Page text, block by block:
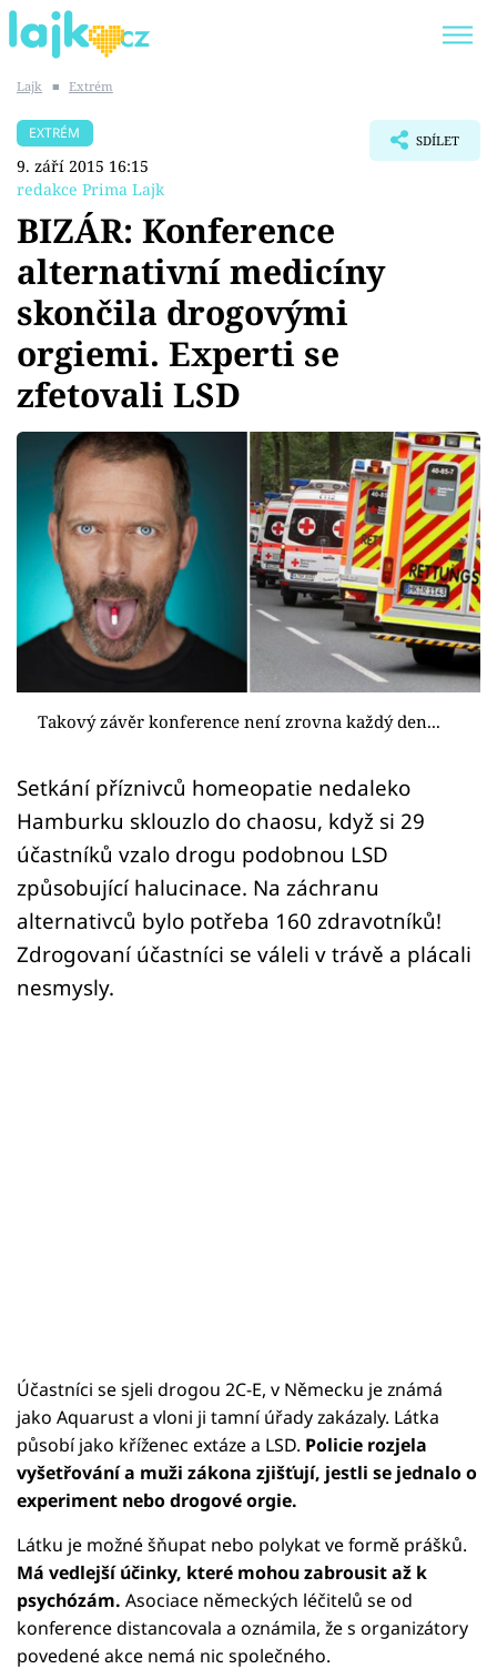
SHOPAHOLICADEL
Témata
Showbyznys
Youtubeři
Virály
Sex a vztahy
Videa
Sledujte prima+
Přihlášení
Lajk ■ Extrém
EXTRÉM
9. září 2015 16:15
redakce Prima Lajk
SDÍLET
BIZÁR: Konference
alternativní medicíny
skončila drogovými
orgiemi. Experti se
zfetovali LSD
Takový závěr konference není zrovna každý den...
Setkání příznivců homeopatie nedaleko
Hamburku sklouzlo do chaosu, když si 29
účastníků vzalo drogu podobnou LSD
způsobující halucinace. Na záchranu
alternativců bylo potřeba 160 zdravotníků!
Zdrogovaní účastníci se váleli v trávě a plácali
nesmysly.
Účastníci se sjeli drogou 2C-E, v Německu je známá
jako Aquarust a vloni ji tamní úřady zakázaly. Látka
působí jako kříženec extáze a LSD. Policie rozjela
vyšetřování a muži zákona zjišťují, jestli se jednalo o
experiment nebo drogové orgie.
Látku je možné šňupat nebo polykat ve formě prášků.
Má vedlejší účinky, které mohou zabrousit až k
psychózám. Asociace německých léčitelů se od
konference distancovala a oznámila, že s organizátory
povedené akce nemá nic společného.